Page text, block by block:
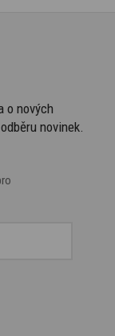
o nových
novinek.